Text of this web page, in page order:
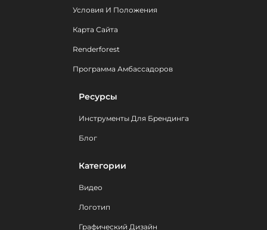
Условия И Положения
Карта Сайта
Renderforest
Программа Амбассадоров
Ресурсы
Инструменты Для Брендинга
Блог
Категории
Видео
Логотип
Графический Дизайн